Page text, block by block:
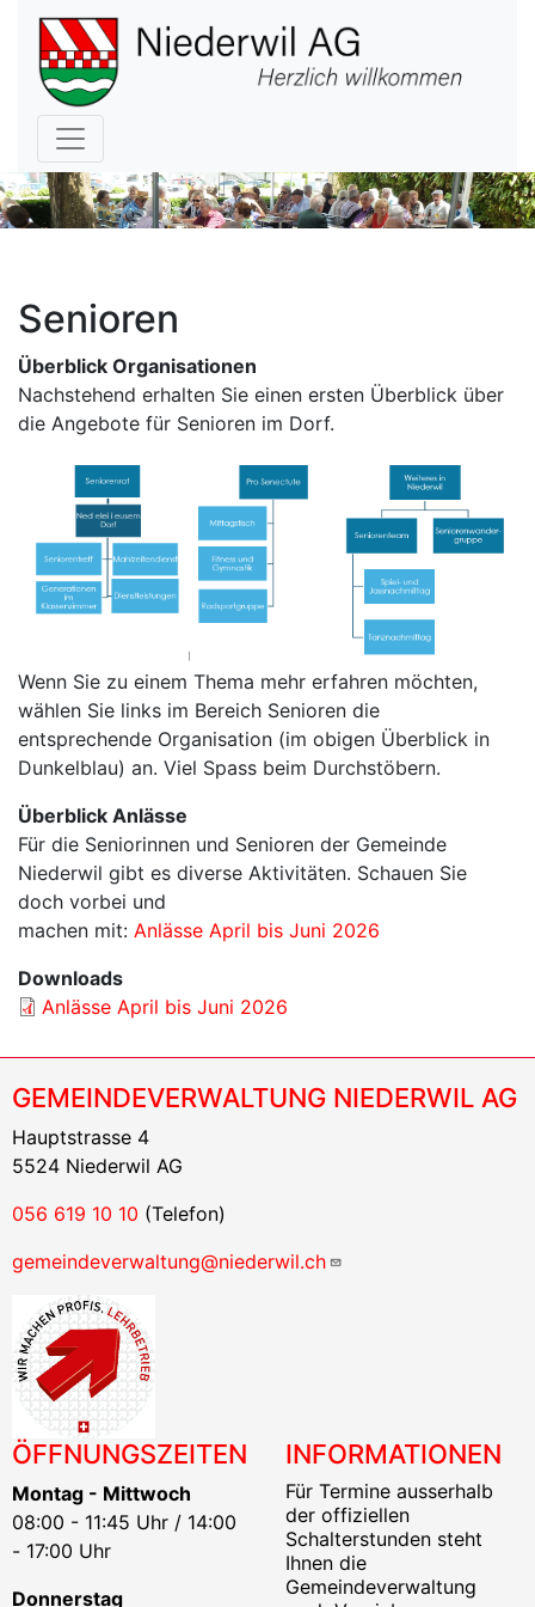
Hauptnavigation
Senioren
Überblick Organisationen
Nachstehend erhalten Sie einen ersten Überblick über
die Angebote für Senioren im Dorf.
Wenn Sie zu einem Thema mehr erfahren möchten,
wählen Sie links im Bereich Senioren die
entsprechende Organisation (im obigen Überblick in
Dunkelblau) an. Viel Spass beim Durchstöbern.
Überblick Anlässe
Für die Seniorinnen und Senioren der Gemeinde
Niederwil gibt es diverse Aktivitäten. Schauen Sie
doch vorbei und
machen mit: Anlässe April bis Juni 2026
Downloads
Anlässe April bis Juni 2026
GEMEINDEVERWALTUNG NIEDERWIL AG
Hauptstrasse 4
5524 Niederwil AG
056 619 10 10 (Telefon)
gemeindeverwaltung@niederwil.ch
ÖFFNUNGSZEITEN
Montag - Mittwoch
08:00 - 11:45 Uhr / 14:00
- 17:00 Uhr
Donnerstag
INFORMATIONEN
Für Termine ausserhalb
der offiziellen
Schalterstunden steht
Ihnen die
Gemeindeverwaltung